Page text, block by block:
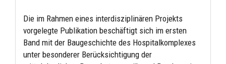
Die im Rahmen eines interdisziplinären Projekts
vorgelegte Publikation beschäftigt sich im ersten
Band mit der Baugeschichte des Hospitalkomplexes
unter besonderer Berücksichtigung der